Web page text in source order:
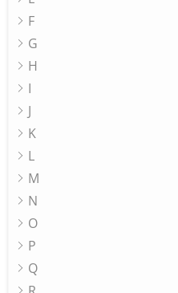
F
G
H
I
J
K
L
M
N
O
P
Q